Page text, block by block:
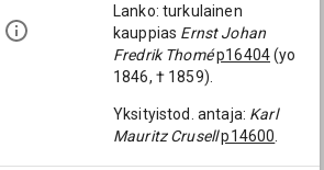
Lanko: turkulainen
kauppias Ernst Johan
Fredrik Thomép16404(yo
1846, † 1859).
Yksityistod. antaja: Karl
Mauritz Crusellp14600